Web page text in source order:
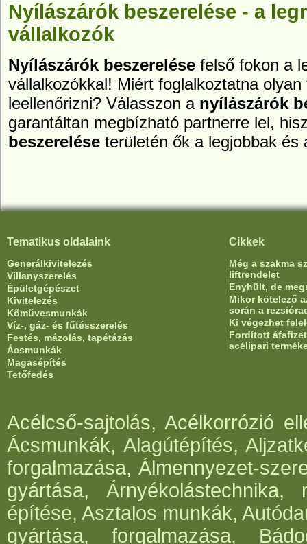
Nyílászárók beszerelése - a
vállalkozók
Nyílászárók beszerelése felső fokon a
vállalkozókkal! Miért foglalkoztatna
leellenőrizni? Válasszon a nyílászárók
garantáltan megbízható partnerre lel,
beszerelése területén ők a legjobbak és
Tematikus oldalaink
Generálkivitelezés
Villanyszerelés
Épületgépészet
Kivitelezés
Kőművesmunkák
Víz-, gáz- és fűtésszerelés
Festés, mázolás, tapétázás
Ácsmunkák
Magasépítés
Tetőfedés
Cikkek
Még a szakma
liftrendelet
Enyhült, de
Mikor kötelező
során a
Ki végezhet
Fordított
acélipari
Acélcső-sajtolás, Acélkorrózió
Ácsmunkák, Alagútépítés,
forgalmazása, Álmennyezet-
gyártása, Árnyékolástechnika,
építése, Asztalos munkák,
gyártása, forgalmazása,